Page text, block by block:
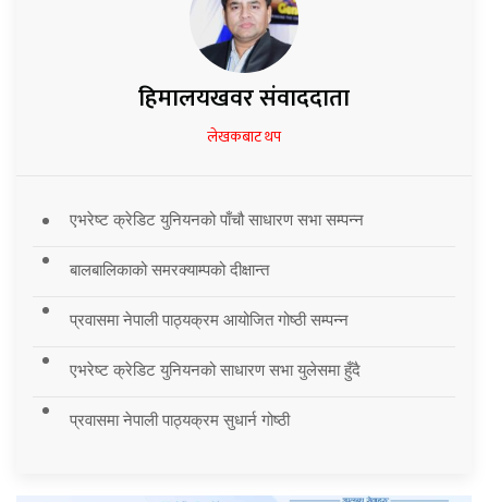
हिमालयखवर संवाददाता
लेखकबाट थप
एभरेष्ट क्रेडिट युनियनको पाँचौ साधारण सभा सम्पन्न
बालबालिकाको समरक्याम्पको दीक्षान्त
प्रवासमा नेपाली पाठ्यक्रम आयोजित गोष्ठी सम्पन्न
एभरेष्ट क्रेडिट युनियनको साधारण सभा युलेसमा हुँदै
प्रवासमा नेपाली पाठ्यक्रम सुधार्न गोष्ठी